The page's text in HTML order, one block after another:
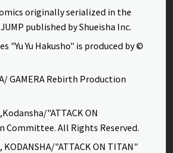
originally serialized in the
JUMP published by Shueisha Inc.
"Yu Yu Hakusho" is produced by ©
GAMERA Rebirth Production
"ATTACK ON
Committee. All Rights Reserved.
"ATTACK ON TITAN"